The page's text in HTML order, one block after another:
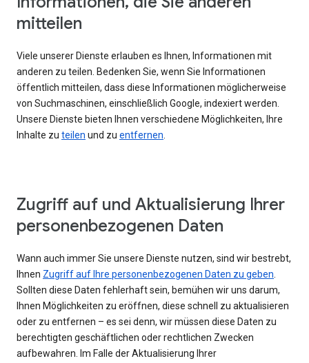
mitteilen
Viele unserer Dienste erlauben es Ihnen, Informationen mit
anderen zu teilen. Bedenken Sie, wenn Sie Informationen
öffentlich mitteilen, dass diese Informationen möglicherweise
von Suchmaschinen, einschließlich Google, indexiert werden.
Unsere Dienste bieten Ihnen verschiedene Möglichkeiten, Ihre
Inhalte zu teilen und zu entfernen.
Zugriff auf und Aktualisierung Ihrer
personenbezogenen Daten
Wann auch immer Sie unsere Dienste nutzen, sind wir bestrebt,
Ihnen Zugriff auf Ihre personenbezogenen Daten zu geben.
Sollten diese Daten fehlerhaft sein, bemühen wir uns darum,
Ihnen Möglichkeiten zu eröffnen, diese schnell zu aktualisieren
oder zu entfernen – es sei denn, wir müssen diese Daten zu
berechtigten geschäftlichen oder rechtlichen Zwecken
aufbewahren. Im Falle der Aktualisierung Ihrer